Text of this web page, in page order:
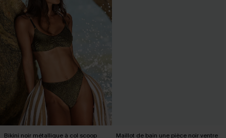
Bikini noir métallique à col scoop
Maillot de bain une pièce noir ventre